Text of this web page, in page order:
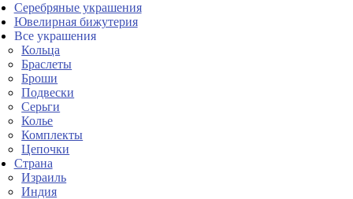
Серебряные украшения
Ювелирная бижутерия
Все украшения
Кольца
Браслеты
Броши
Подвески
Серьги
Колье
Комплекты
Цепочки
Страна
Израиль
Индия